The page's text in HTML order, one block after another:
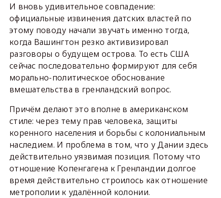
И вновь удивительное совпадение:
официальные извинения датских властей по
этому поводу начали звучать именно тогда,
когда Вашингтон резко активизировал
разговоры о будущем острова. То есть США
сейчас последовательно формируют для себя
морально-политическое обоснование
вмешательства в гренландский вопрос.
Причём делают это вполне в американском
стиле: через тему прав человека, защиты
коренного населения и борьбы с колониальным
наследием. И проблема в том, что у Дании здесь
действительно уязвимая позиция. Потому что
отношение Копенгагена к Гренландии долгое
время действительно строилось как отношение
метрополии к удалённой колонии.